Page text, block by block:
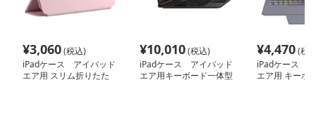
¥3,060(税込)
iPadケース アイパッド
エア用 スリム折りたた
¥10,010(税込)
iPadケース アイパッド
エア用キーボード一体型
¥4,470(税
iPadケース
エア用 キーボ